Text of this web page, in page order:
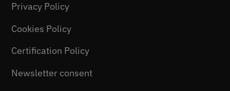
Privacy Policy
Cookies Policy
Certification Policy
Newsletter consent